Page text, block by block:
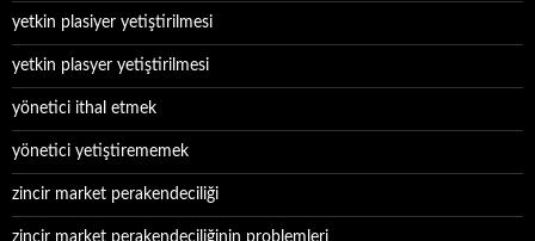
yetkin plasiyer yetiştirilmesi
yetkin plasyer yetiştirilmesi
yönetici ithal etmek
yönetici yetiştirememek
zincir market perakendeciliği
zincir market perakendeciliğinin problemleri